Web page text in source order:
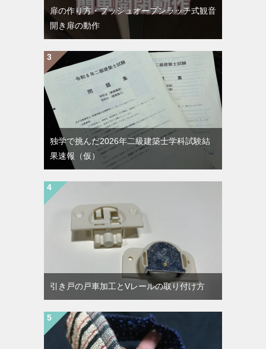
扉の作り方・プッシュオープンラッチ式観音
開き扉の動作
独学で挑んだ2026年二級建築士学科試験結
果速報（仮）
引き戸の戸車加工とVレールの取り付け方